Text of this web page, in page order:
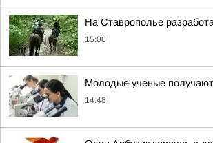
На Ставрополье
15:00
Молодые ученые получают
14:48